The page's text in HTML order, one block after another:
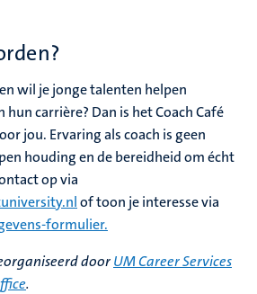
wil je jonge talenten helpen
carrière? Dan is het Coach Café
jou. Ervaring als coach is geen
houding en de bereidheid om écht
op via
of toon je interesse via
formulier.
doorUM Career Services
.